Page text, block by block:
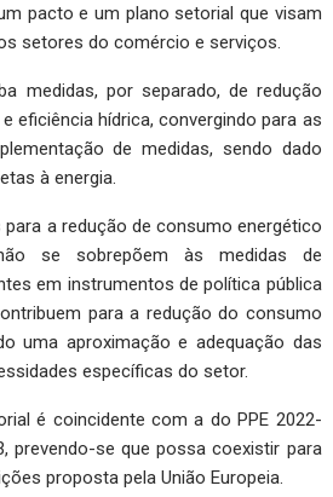
um pacto e um plano setorial que visam
setores do comércio e serviços.
medidas, por separado, de redução
eficiência hídrica, convergindo para as
de medidas, sendo dado
à energia.
a redução de consumo energético
se sobrepõem às medidas de
em instrumentos de política pública
para a redução do consumo
uma aproximação e adequação das
específicas do setor.
é coincidente com a do PPE 2022-
prevendo-se que possa coexistir para
proposta pela União Europeia.